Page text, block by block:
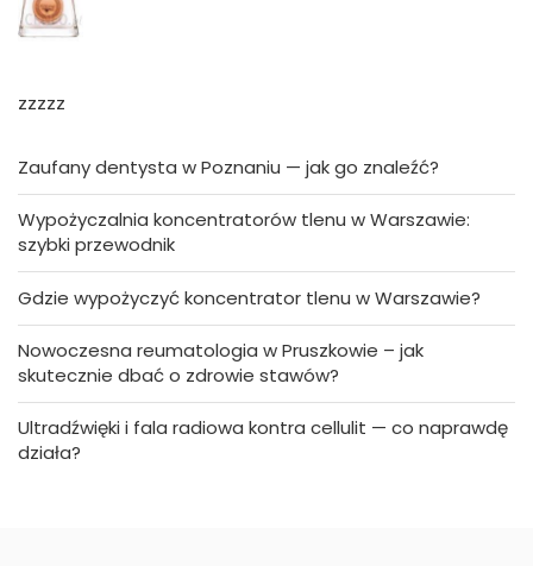
zzzzz
Zaufany dentysta w Poznaniu — jak go znaleźć?
Wypożyczalnia koncentratorów tlenu w Warszawie:
szybki przewodnik
Gdzie wypożyczyć koncentrator tlenu w Warszawie?
Nowoczesna reumatologia w Pruszkowie – jak
skutecznie dbać o zdrowie stawów?
Ultradźwięki i fala radiowa kontra cellulit — co naprawdę
działa?